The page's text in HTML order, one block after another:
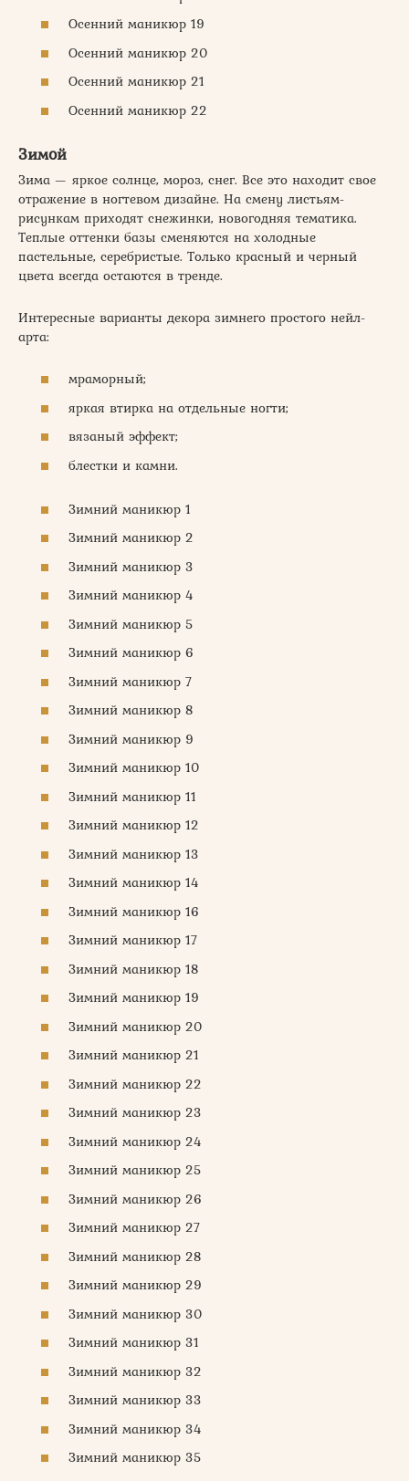
Осенний маникюр 19
Осенний маникюр 20
Осенний маникюр 21
Осенний маникюр 22
Зимой
Зима — яркое солнце, мороз, снег. Все это находит свое
отражение в ногтевом дизайне. На смену листьям-
рисункам приходят снежинки, новогодняя тематика.
Теплые оттенки базы сменяются на холодные
пастельные, серебристые. Только красный и черный
цвета всегда остаются в тренде.
Интересные варианты декора зимнего простого нейл-
арта:
мраморный;
яркая втирка на отдельные ногти;
вязаный эффект;
блестки и камни.
Зимний маникюр 1
Зимний маникюр 2
Зимний маникюр 3
Зимний маникюр 4
Зимний маникюр 5
Зимний маникюр 6
Зимний маникюр 7
Зимний маникюр 8
Зимний маникюр 9
Зимний маникюр 10
Зимний маникюр 11
Зимний маникюр 12
Зимний маникюр 13
Зимний маникюр 14
Зимний маникюр 16
Зимний маникюр 17
Зимний маникюр 18
Зимний маникюр 19
Зимний маникюр 20
Зимний маникюр 21
Зимний маникюр 22
Зимний маникюр 23
Зимний маникюр 24
Зимний маникюр 25
Зимний маникюр 26
Зимний маникюр 27
Зимний маникюр 28
Зимний маникюр 29
Зимний маникюр 30
Зимний маникюр 31
Зимний маникюр 32
Зимний маникюр 33
Зимний маникюр 34
Зимний маникюр 35